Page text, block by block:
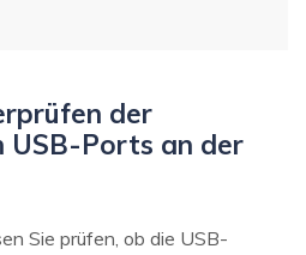
der
USB-Ports an der
Sie prüfen, ob die USB-